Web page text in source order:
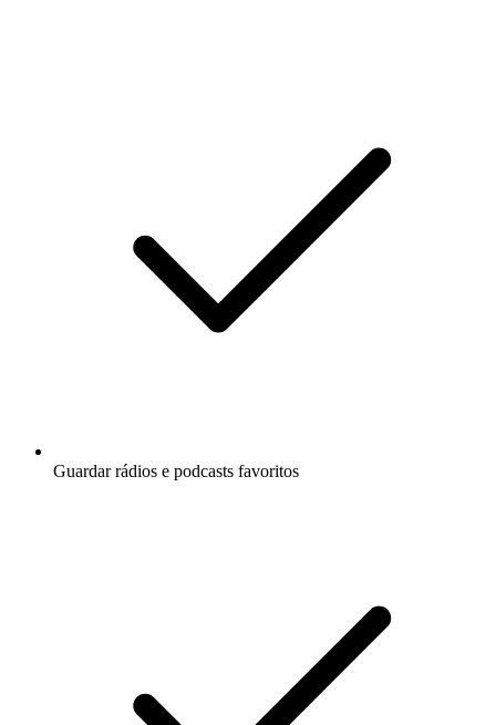
Guardar rádios e podcasts favoritos